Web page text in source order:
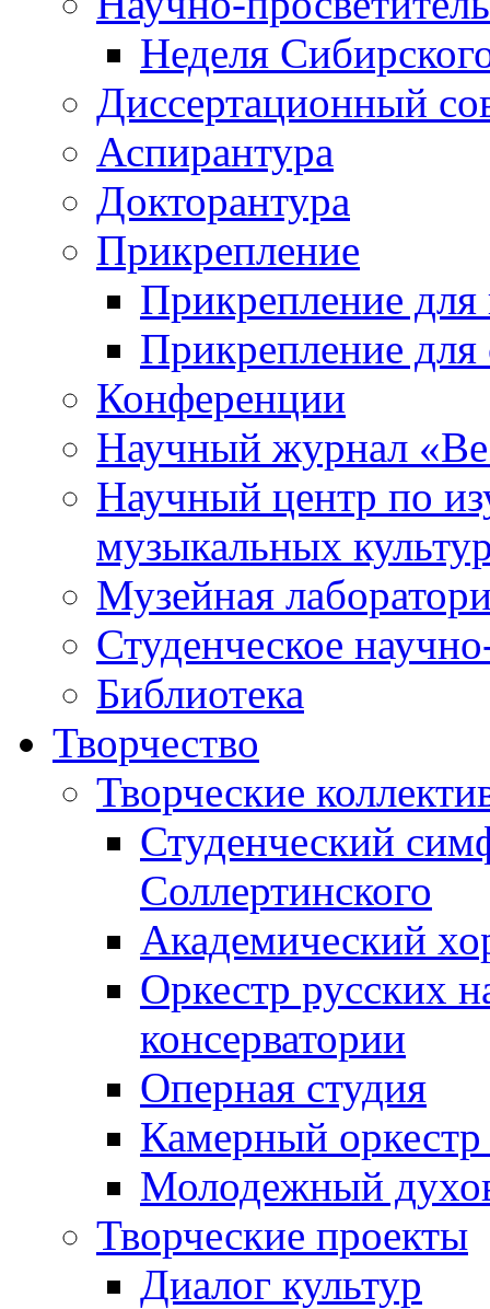
Неделя
Диссертационный
Аспирантура
Докторантура
Прикрепление
Прикрепление для
Прикрепление для
Конференции
Научный журнал
Научный центр по
музыкальных
Музейная
Студенческое
Библиотека
Творчество
Творческие
Студенческий
Соллертинского
Академический
Оркестр русских
консерватории
Оперная студия
Камерный оркестр
Молодежный
Творческие проекты
Диалог культур